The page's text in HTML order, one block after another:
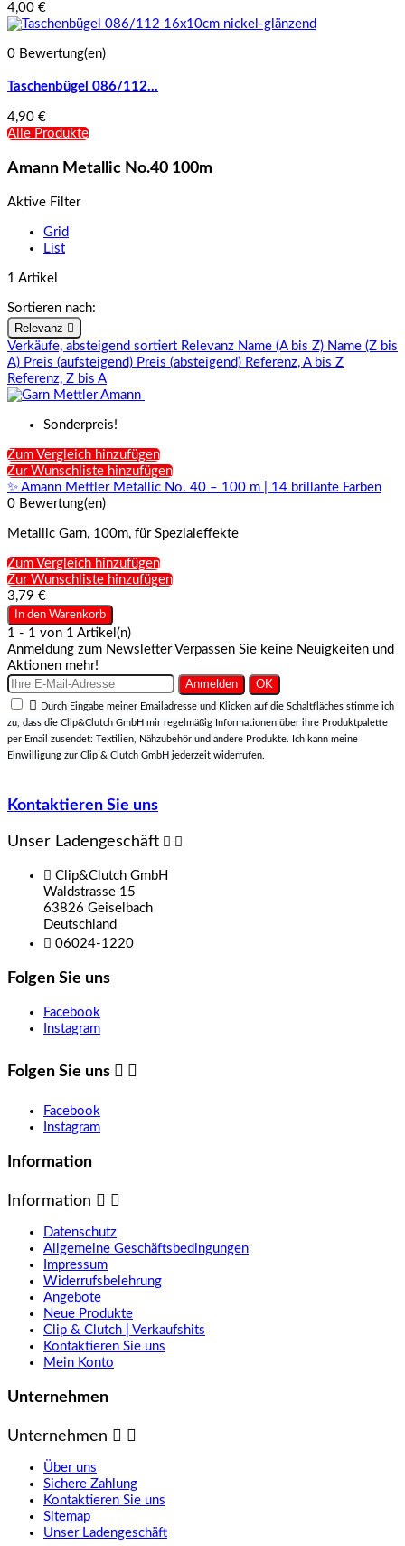
4,00 €
0 Bewertung(en)
Taschenbügel 086/112...
4,90 €
Alle Produkte
Amann Metallic No.40 100m
Aktive Filter
Grid
List
1 Artikel
Sortieren nach:
Relevanz 
Verkäufe, absteigend sortiert Relevanz Name (A bis Z) Name (Z bis
A) Preis (aufsteigend) Preis (absteigend) Referenz, A bis Z
Referenz, Z bis A
Sonderpreis!
Zum Vergleich hinzufügen
Zur Wunschliste hinzufügen
✨ Amann Mettler Metallic No. 40 – 100 m | 14 brillante Farben
0 Bewertung(en)
Metallic Garn, 100m, für Spezialeffekte
Zum Vergleich hinzufügen
Zur Wunschliste hinzufügen
3,79 €
In den Warenkorb
1 - 1 von 1 Artikel(n)
Anmeldung zum Newsletter Verpassen Sie keine Neuigkeiten und
Aktionen mehr!

Durch Eingabe meiner Emailadresse und Klicken auf die Schaltfläches stimme ich
zu, dass die Clip&Clutch GmbH mir regelmäßig Informationen über ihre Produktpalette
per Email zusendet: Textilien, Nähzubehör und andere Produkte. Ich kann meine
Einwilligung zur Clip & Clutch GmbH jederzeit widerrufen.
Kontaktieren Sie uns
Unser Ladengeschäft  
 Clip&Clutch GmbH
Waldstrasse 15
63826 Geiselbach
Deutschland
 06024-1220
Folgen Sie uns
Facebook
Instagram
Folgen Sie uns  
Facebook
Instagram
Information
Information  
Datenschutz
Allgemeine Geschäftsbedingungen
Impressum
Widerrufsbelehrung
Angebote
Neue Produkte
Clip & Clutch | Verkaufshits
Kontaktieren Sie uns
Mein Konto
Unternehmen
Unternehmen  
Über uns
Sichere Zahlung
Kontaktieren Sie uns
Sitemap
Unser Ladengeschäft